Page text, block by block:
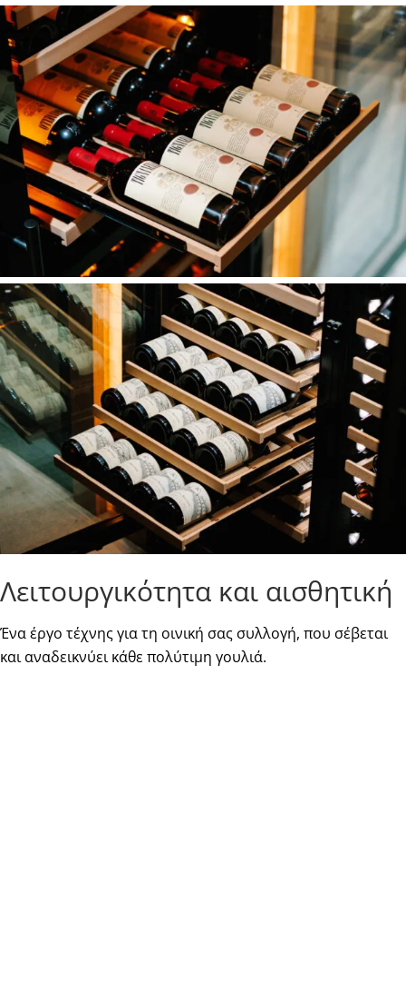
Λειτουργικότητα και αισθητική
Ένα έργο τέχνης για τη οινική σας συλλογή, που σέβεται
και αναδεικνύει κάθε πολύτιμη γουλιά.